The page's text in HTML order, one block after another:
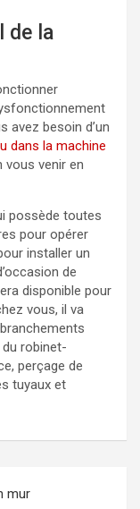
de la
avez besoin d’un
dans la machine
vous venir en
possède toutes
pour opérer
installer un
de
disponible pour
vous, il va
robinet-
perçage de
tuyaux et
mur